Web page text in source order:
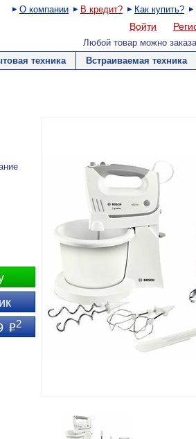
О компании В кредит? Как купить?
Войти
Любой товар можно
техника Встраиваемая техника
P2